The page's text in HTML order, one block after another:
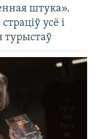
штука».
усё і
турыстаў